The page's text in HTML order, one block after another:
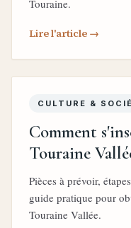
Touraine.
Lire l'article →
CULTURE &
Comment
Touraine
Pièces à prévoir,
guide pratique pour
Touraine Vallée.